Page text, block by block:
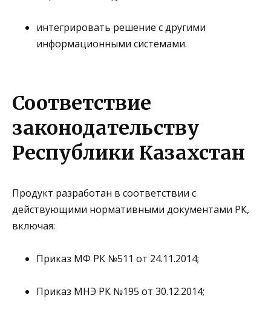
интегрировать решение с другими
информационными системами.
Соответствие
законодательству
Республики Казахстан
Продукт разработан в соответствии с
действующими нормативными документами РК,
включая:
Приказ МФ РК №511 от 24.11.2014;
Приказ МНЭ РК №195 от 30.12.2014;